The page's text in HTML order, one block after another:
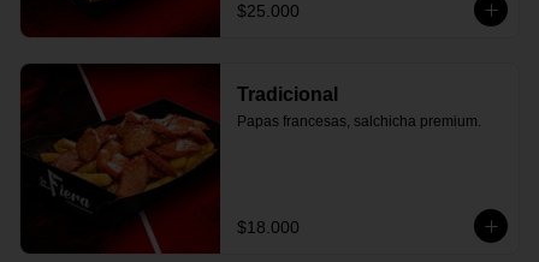
$25.000
Tradicional
Papas francesas, salchicha premium.
$18.000